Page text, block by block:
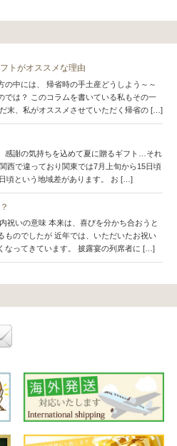
トがオススメな理由
中には、 帰省時の手土産どうしよう～～
では？ このコラムを書いている私もその一
末、私がオススメさせていただく帰省の […]
感謝の気持ちを込めて夏に贈るギフト…それ
西で違っており関東では7月上旬から15日頃
頃という地域差があります。 お […]
祝いの意味 本来は、喜びを分かち合おうと
ものでしたが 近年では、いただいたお祝い
なってきています。 披露宴の列席者に […]